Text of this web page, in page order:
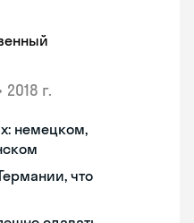
2018 г.
немецком,
что